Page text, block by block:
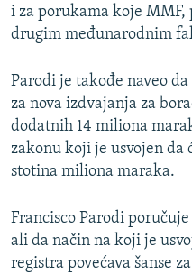
i za porukama koje
drugim međunarodnim
Parodi je takođe naveo
za nova izdvajanja za
dodatnih 14 miliona
zakonu koji je usvojen
stotina miliona maraka.
Francisco Parodi
ali da način na koji je
registra povećava šanse